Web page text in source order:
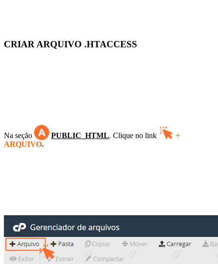
CRIAR ARQUIVO .HTACCESS
Na seção PUBLIC_HTML. Clique no link
+
ARQUIVO.